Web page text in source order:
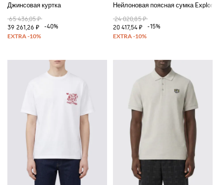
Джинсовая куртка
65 436,05 ₽
39 261,26 ₽
-40%
Нейлоновая поясная сумка
24 020,85 ₽
20 417,54 ₽
-15%